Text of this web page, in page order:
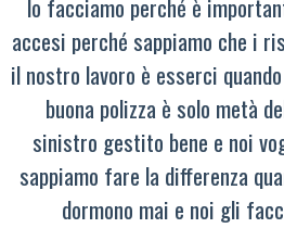
lo facciamo perché è
accesi perché sappiamo che i
il nostro lavoro è esserci
buona polizza è solo metà
sinistro gestito bene e noi
sappiamo fare la differenza
dormono mai e noi gli